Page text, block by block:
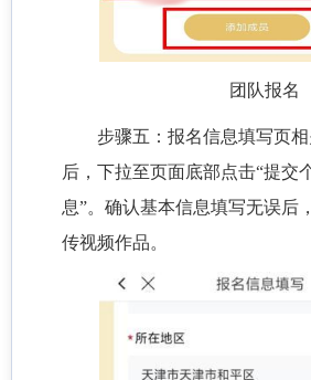
团队报名
步骤五：报名信息填写页
后，下拉至页面底部点击“提交
息”。确认基本信息填写无误后
传视频作品。